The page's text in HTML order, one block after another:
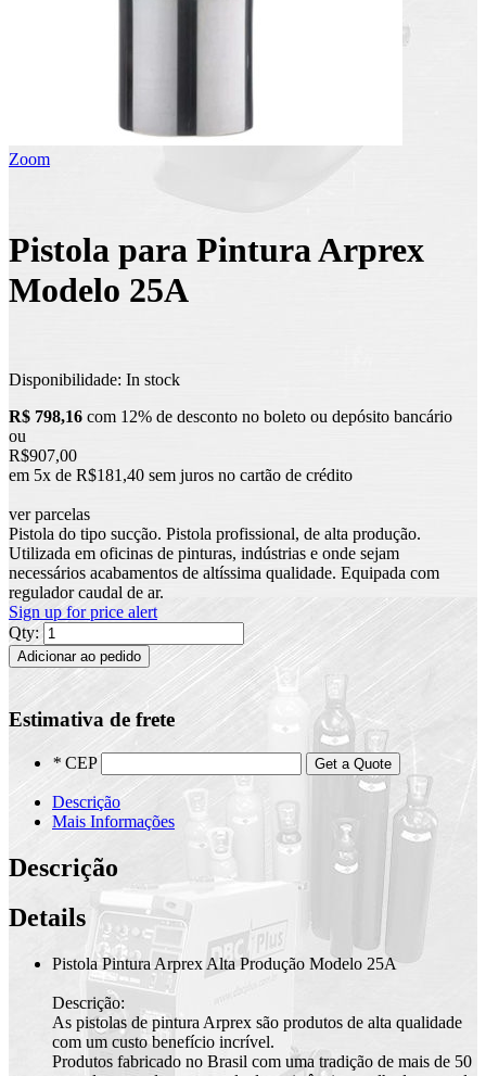
Zoom
Pistola para Pintura Arprex
Modelo 25A
Disponibilidade: In stock
R$ 798,16 com 12% de desconto no boleto ou depósito bancário
ou
R$907,00
em 5x de R$181,40 sem juros no cartão de crédito
ver parcelas
Pistola do tipo sucção. Pistola profissional, de alta produção.
Utilizada em oficinas de pinturas, indústrias e onde sejam
necessários acabamentos de altíssima qualidade. Equipada com
regulador caudal de ar.
Sign up for price alert
Qty:
Adicionar ao pedido
Estimativa de frete
* CEP Get a Quote
Descrição
Mais Informações
Descrição
Details
Pistola Pintura Arprex Alta Produção Modelo 25A
Descrição:
As pistolas de pintura Arprex são produtos de alta qualidade
com um custo benefício incrível.
Produtos fabricado no Brasil com uma tradição de mais de 50